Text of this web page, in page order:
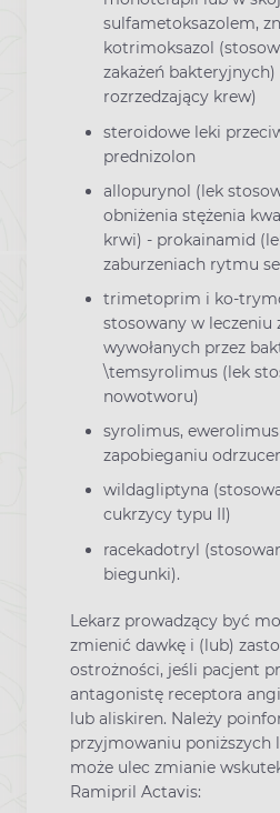
sulfametoksazolem,
kotrimoksazol
zakażeń
rozrzedzający krew)
steroidowe leki
prednizolon
allopurynol (lek
obniżenia stężenia
krwi) - prokainamid
zaburzeniach rytmu
trimetoprim i ko-
stosowany w leczeniu
wywołanych przez
\temsyrolimus (lek
nowotworu)
syrolimus,
zapobieganiu
wildagliptyna
cukrzycy typu II)
racekadotryl
biegunki).
Lekarz prowadzący być
zmienić dawkę i (lub)
ostrożności, jeśli pacjent
antagonistę receptora
lub aliskiren. Należy
przyjmowaniu poniższych
może ulec zmianie
Ramipril Actavis: